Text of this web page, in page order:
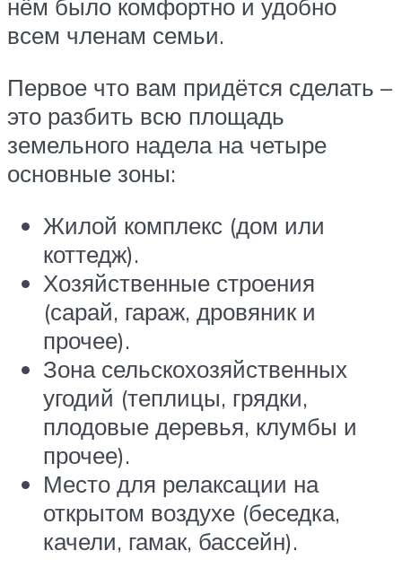
нём было комфортно и удобно
всем членам семьи.
Первое что вам придётся сделать –
это разбить всю площадь
земельного надела на четыре
основные зоны:
Жилой комплекс (дом или
коттедж).
Хозяйственные строения
(сарай, гараж, дровяник и
прочее).
Зона сельскохозяйственных
угодий (теплицы, грядки,
плодовые деревья, клумбы и
прочее).
Место для релаксации на
открытом воздухе (беседка,
качели, гамак, бассейн).